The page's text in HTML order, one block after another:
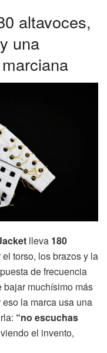
altavoces,
una
lleva 180
torso, los brazos y la
de frecuencia
bajar muchísimo más
la marca usa una
“no escuchas
el invento,